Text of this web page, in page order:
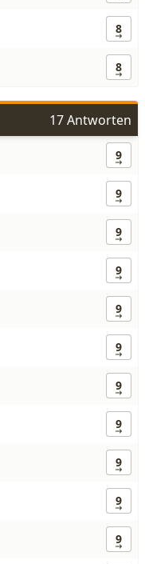
8
8
17 Antworten
9
9
9
9
9
9
9
9
9
9
9